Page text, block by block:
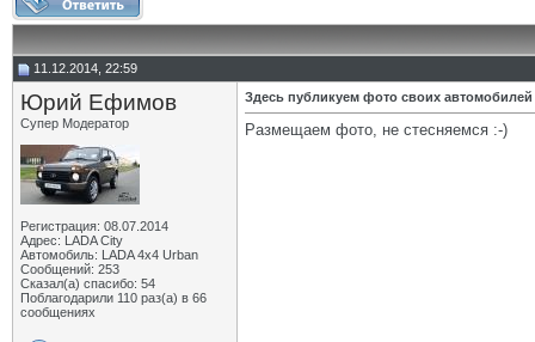
11.12.2014, 22:59
Юрий Ефимов
Супер Модератор
Регистрация: 08.07.2014
Адрес: LADA City
Автомобиль: LADA 4x4 Urban
Сообщений: 253
Сказал(а) спасибо: 54
Поблагодарили 110 раз(а) в 66
сообщениях
Здесь публикуем фото своих автомобилей
Размещаем фото, не стесняемся :-)